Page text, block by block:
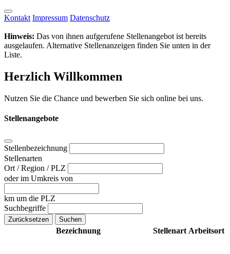
Kontakt Impressum Datenschutz
Hinweis: Das von ihnen aufgerufene Stellenangebot ist bereits
ausgelaufen. Alternative Stellenanzeigen finden Sie unten in der
Liste.
Herzlich Willkommen
Nutzen Sie die Chance und bewerben Sie sich online bei uns.
Stellenangebote
Stellenbezeichnung
Stellenarten
Ort / Region / PLZ
oder im Umkreis von
km um die PLZ
Suchbegriffe
Bezeichnung Stellenart Arbeitsort